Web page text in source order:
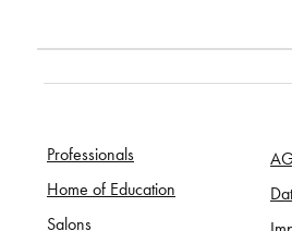
Professionals
Home of Education
Salons